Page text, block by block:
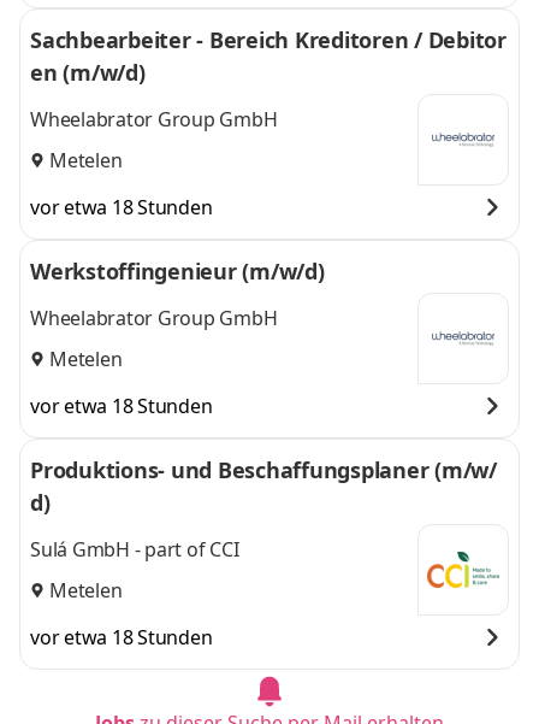
Sachbearbeiter - Bereich Kreditoren / Debitor
en (m/w/d)
Wheelabrator Group GmbH
Metelen
vor etwa 18 Stunden
Werkstoffingenieur (m/w/d)
Wheelabrator Group GmbH
Metelen
vor etwa 18 Stunden
Produktions- und Beschaffungsplaner (m/w/
d)
Sulá GmbH - part of CCI
Metelen
vor etwa 18 Stunden